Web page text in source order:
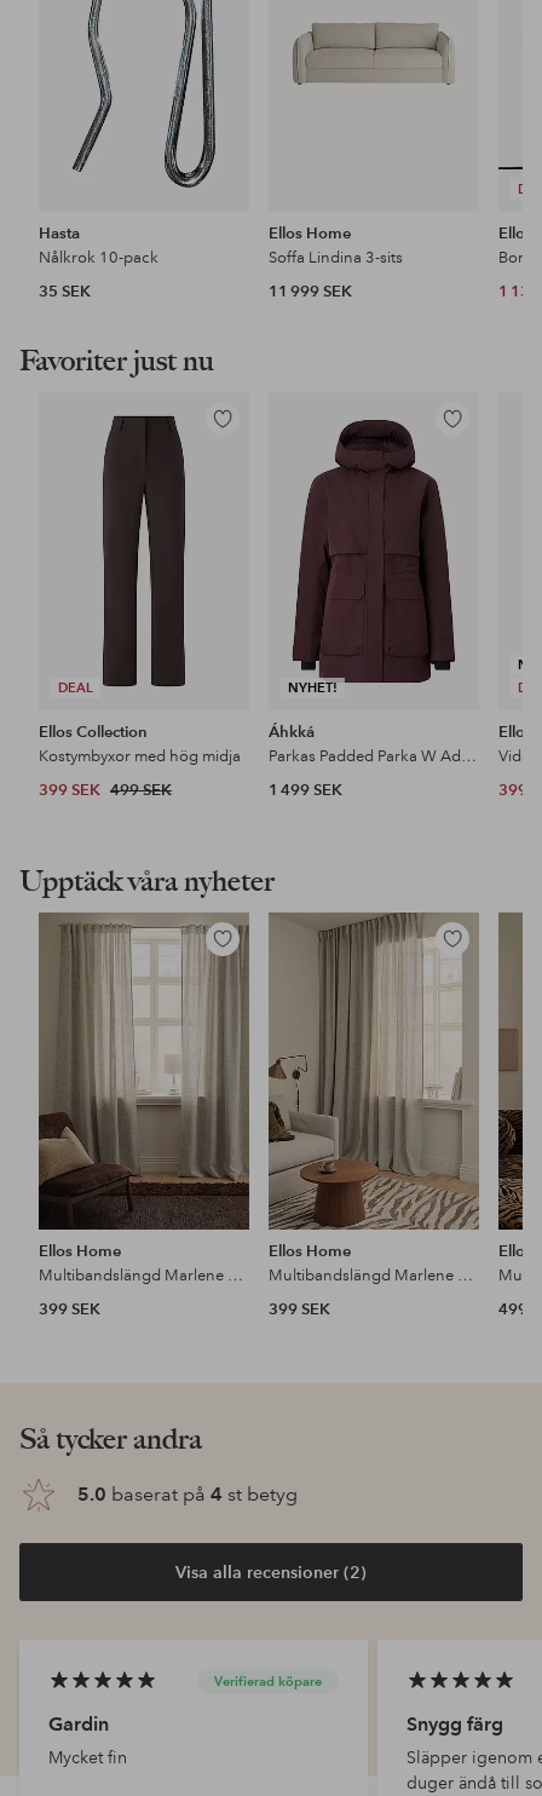
Hasta
Nålkrok 10-pack
35 SEK
Ellos Home
Soffa Lindina 3-sits
11 999 SEK
Ellos
1 139
Favoriter just nu
DEAL
Lägg
Ellos Collection
Kostymbyxor med hög midja
399 SEK 499 SEK
NYHET!
Lägg
i
favoriter
Áhkká
Parkas Padded Parka W Adjustable Waist
1 499 SEK
Ellos
399
Upptäck våra nyheter
Lägg
Ellos Home
Multibandslängd Marlene 2-pack
399 SEK
Lägg
Ellos Home
Multibandslängd Marlene Wide 1-pack
399 SEK
Ellos
499
Så tycker andra
5.0 baserat på 4 st betyg
Visa alla recensioner (2)
Verifierad köpare
Gardin
Mycket fin
Snygg färg
Släpper igenom
duger ändå till